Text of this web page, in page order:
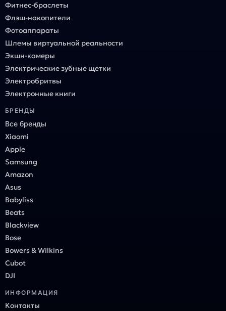
Фитнес-браслеты
Флэш-накопители
Фотоаппараты
Шлемы виртуальной реальности
Экшн-камеры
Электрические зубные щетки
Электробритвы
Электронные книги
БРЕНДЫ
Все бренды
Xiaomi
Apple
Samsung
Amazon
Asus
Babyliss
Beats
Blackview
Bose
Bowers & Wilkins
Cubot
DJI
ИНФОРМАЦИЯ
Контакты